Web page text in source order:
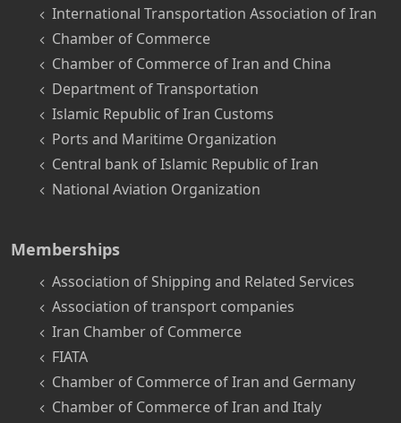
International Transportation Association of Iran
Chamber of Commerce
Chamber of Commerce of Iran and China
Department of Transportation
Islamic Republic of Iran Customs
Ports and Maritime Organization
Central bank of Islamic Republic of Iran
National Aviation Organization
Memberships
Association of Shipping and Related Services
Association of transport companies
Iran Chamber of Commerce
FIATA
Chamber of Commerce of Iran and Germany
Chamber of Commerce of Iran and Italy